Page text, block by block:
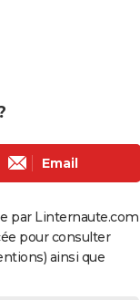
Email
par Linternaute.com
pour consulter
ainsi que